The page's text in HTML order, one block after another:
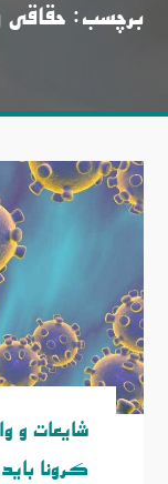
برچسب:
شایعات و
کرونا